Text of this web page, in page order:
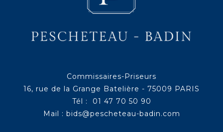
Commissaires-Priseurs
16, rue de la Grange Batelière - 75009 PARIS
Tél : 01 47 70 50 90
Mail : bids@pescheteau-badin.com